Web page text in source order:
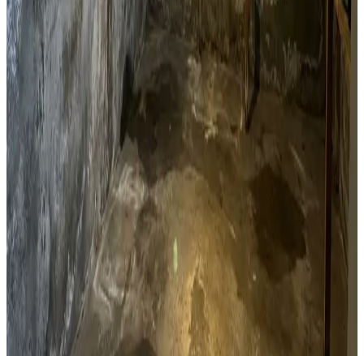
Kælderventilation
Kælderfugt, opstigende fugt og kondens i Nysted? Vi
installerer ventilation der adresserer fugtproblemet i din
kælder.
Læs mere